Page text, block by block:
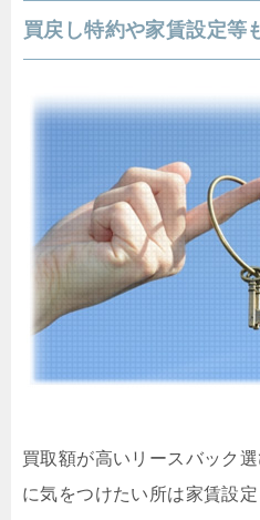
買戻し特約や家賃設定等
買取額が高いリースバック
に気をつけたい所は家賃設